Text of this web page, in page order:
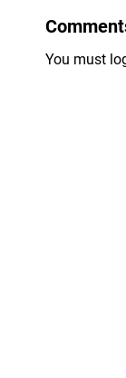
You must